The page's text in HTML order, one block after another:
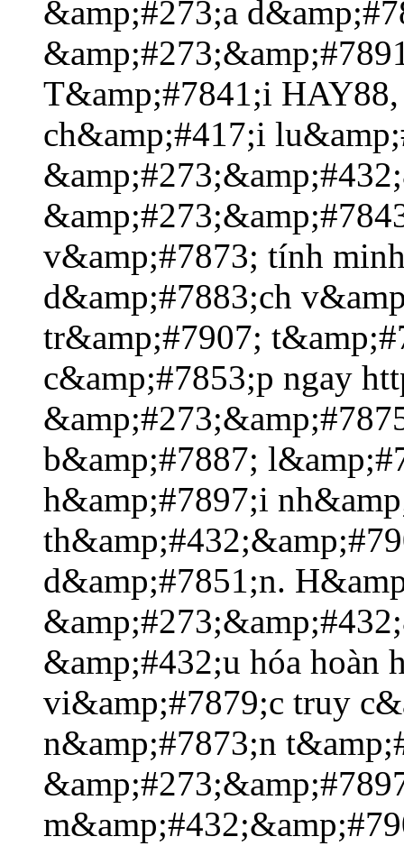
&amp;#273;a
T&amp;#7841;i
ch&amp;#417;i
v&amp;#7873; tính
d&amp;#7883;ch
tr&amp;#7907;
c&amp;#7853;p ngay
b&amp;#7887;
h&amp;#7897;i
d&amp;#7851;n.
&amp;#432;u hóa hoàn
vi&amp;#7879;c truy
n&amp;#7873;n